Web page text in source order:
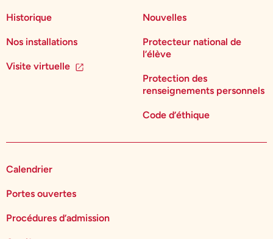
Historique
Nos installations
Visite virtuelle
Nouvelles
Protecteur national de
l’élève
Protection des
renseignements personnels
Code d’éthique
Calendrier
Portes ouvertes
Procédures d’admission